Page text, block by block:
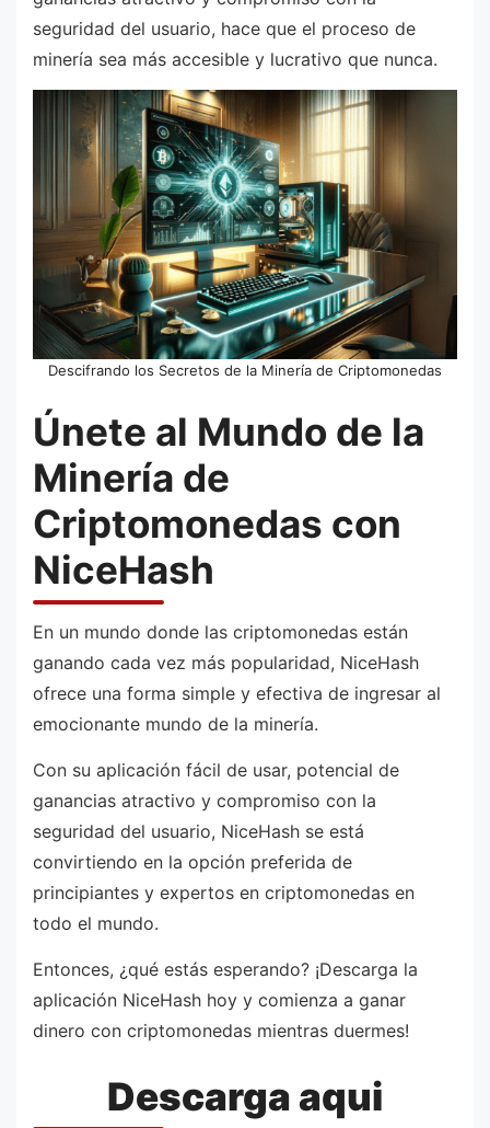
seguridad del usuario, hace que el proceso de
minería sea más accesible y lucrativo que nunca.
Descifrando los Secretos de la Minería de Criptomonedas
Únete al Mundo de la
Minería de
Criptomonedas con
NiceHash
En un mundo donde las criptomonedas están
ganando cada vez más popularidad, NiceHash
ofrece una forma simple y efectiva de ingresar al
emocionante mundo de la minería.
Con su aplicación fácil de usar, potencial de
ganancias atractivo y compromiso con la
seguridad del usuario, NiceHash se está
convirtiendo en la opción preferida de
principiantes y expertos en criptomonedas en
todo el mundo.
Entonces, ¿qué estás esperando? ¡Descarga la
aplicación NiceHash hoy y comienza a ganar
dinero con criptomonedas mientras duermes!
Descarga aqui